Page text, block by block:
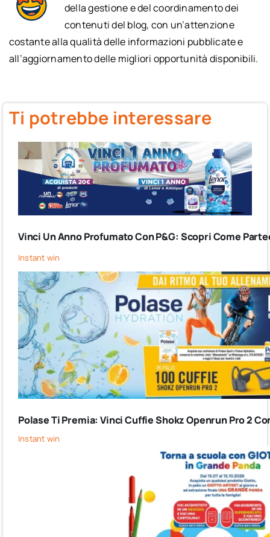
della gestione e del coordinamento dei
contenuti del blog, con un’attenzione
costante alla qualità delle informazioni pubblicate e
all’aggiornamento delle migliori opportunità disponibili.
Ti potrebbe interessare
Vinci Un Anno Profumato Con P&G: Scopri Come
Instant win
Polase Ti Premia: Vinci Cuffie Shokz Openrun Pro 2
Instant win